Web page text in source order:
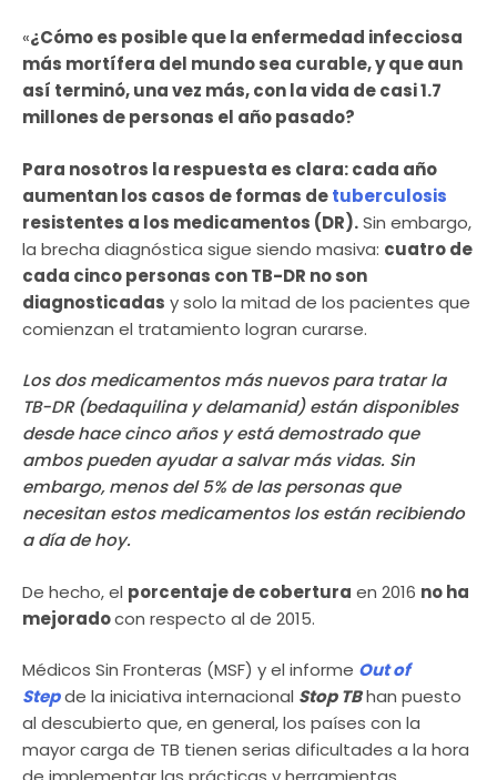
«¿Cómo es posible que la enfermedad infecciosa
más mortífera del mundo sea curable, y que aun
así terminó, una vez más, con la vida de casi 1.7
millones de personas el año pasado?
Para nosotros la respuesta es clara: cada año
aumentan los casos de formas detuberculosis
resistentes a los medicamentos (DR).Sin embargo,
la brecha diagnóstica sigue siendo masiva: cuatro de
cada cinco personas con TB-DR no son
diagnosticadas y solo la mitad de los pacientes que
comienzan el tratamiento logran curarse.
Los dos medicamentos más nuevos para tratar la
TB-DR (bedaquilina y delamanid) están disponibles
desde hace cinco años y está demostrado que
ambos pueden ayudar a salvar más vidas. Sin
embargo, menos del 5% de las personas que
necesitan estos medicamentos los están recibiendo
a día de hoy.
De hecho, el porcentaje de cobertura en 2016 no ha
mejoradocon respecto al de 2015.
Médicos Sin Fronteras (MSF) y el informe Out of
Stepde la iniciativa internacional Stop TBhan puesto
al descubierto que, en general, los países con la
mayor carga de TB tienen serias dificultades a la hora